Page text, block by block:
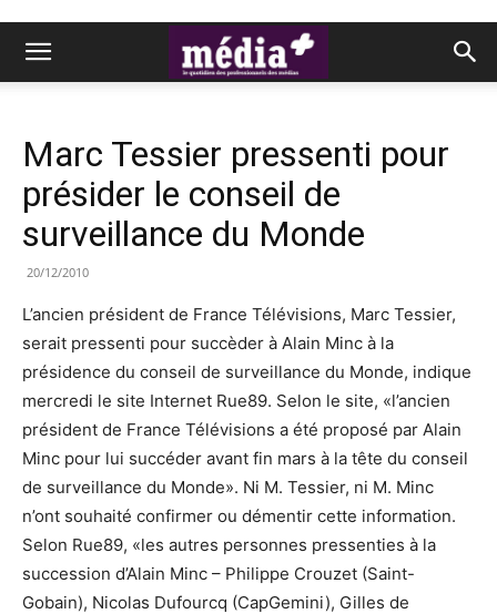
Marc Tessier pressenti pour
présider le conseil de
surveillance du Monde
20/12/2010
L’ancien président de France Télévisions, Marc Tessier,
serait pressenti pour succèder à Alain Minc à la
présidence du conseil de surveillance du Monde, indique
mercredi le site Internet Rue89. Selon le site, «l’ancien
président de France Télévisions a été proposé par Alain
Minc pour lui succéder avant fin mars à la tête du conseil
de surveillance du Monde». Ni M. Tessier, ni M. Minc
n’ont souhaité confirmer ou démentir cette information.
Selon Rue89, «les autres personnes pressenties à la
succession d’Alain Minc – Philippe Crouzet (Saint-
Gobain), Nicolas Dufourcq (CapGemini), Gilles de